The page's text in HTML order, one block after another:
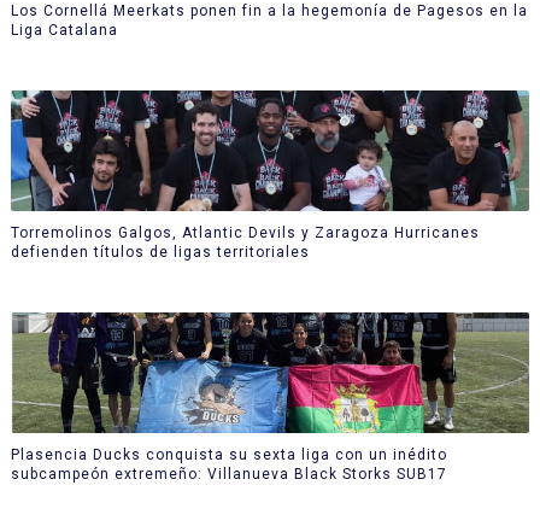
Los Cornellá Meerkats ponen fin a la hegemonía de Pagesos en la
Liga Catalana
Torremolinos Galgos, Atlantic Devils y Zaragoza Hurricanes
defienden títulos de ligas territoriales
Plasencia Ducks conquista su sexta liga con un inédito
subcampeón extremeño: Villanueva Black Storks SUB17